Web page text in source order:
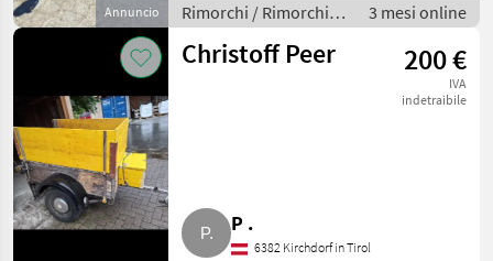
Annuncio
Rimorchi / Rimorchi
per auto
3 mesi online
Christoff Peer 200 €
IVA
indetraibile
P .
6382 Kirchdorf in Tirol